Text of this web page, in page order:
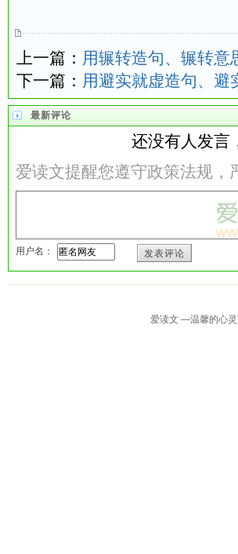
上一篇： 用辗转造句、辗转意
下一篇： 用避实就虚造句、避
最新评论
还没有人发言
爱读文提醒您遵守政策法规，
用户名： 发表评论
爱读文 —温馨的心灵